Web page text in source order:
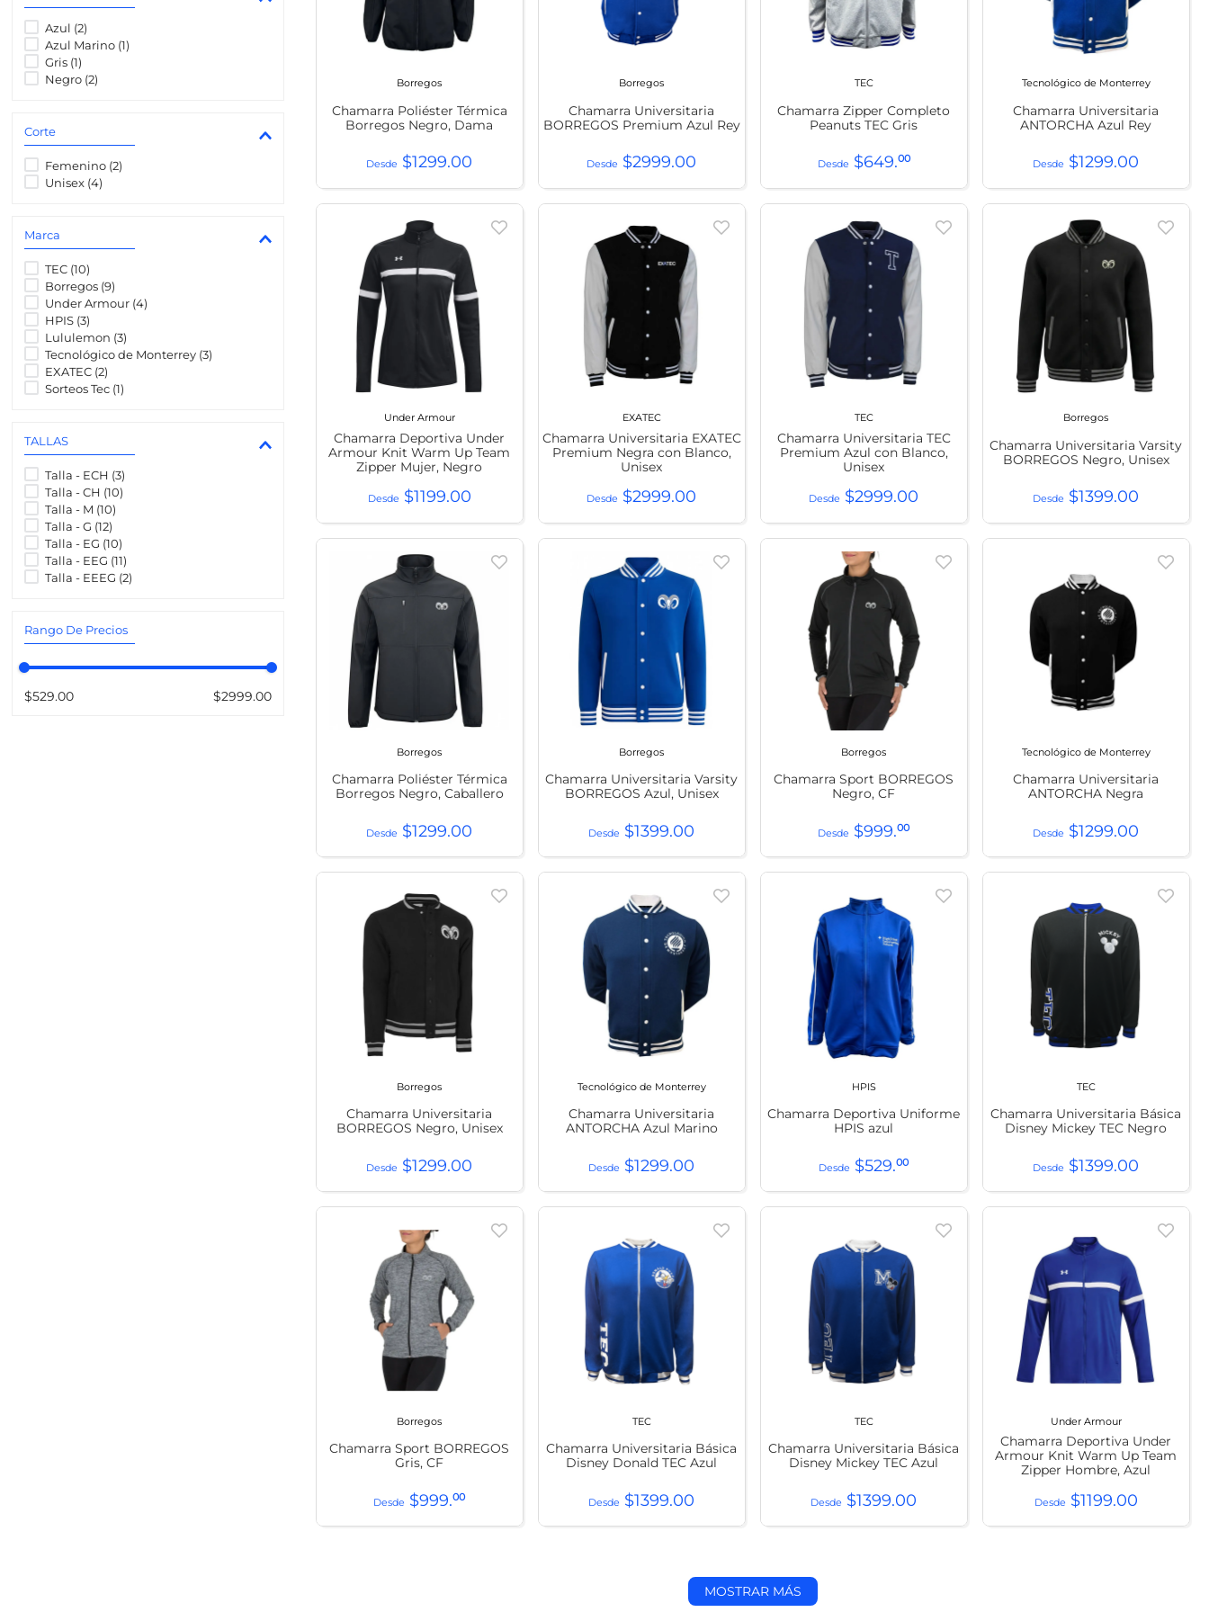
Azul (2)
Azul Marino (1)
Gris (1)
Negro (2)
Corte
Femenino (2)
Unisex (4)
Marca
TEC (10)
Borregos (9)
Under Armour (4)
HPIS (3)
Lululemon (3)
Tecnológico de Monterrey (3)
EXATEC (2)
Sorteos Tec (1)
TALLAS
Talla - ECH (3)
Talla - CH (10)
Talla - M (10)
Talla - G (12)
Talla - EG (10)
Talla - EEG (11)
Talla - EEEG (2)
Rango De Precios
$529.00 $2999.00
Borregos
Chamarra Poliéster Térmica
Borregos Negro, Dama
$1299.00
Borregos
Chamarra Universitaria
BORREGOS Premium Azul Rey
$2999.00
TEC
Chamarra Zipper Completo
Peanuts TEC Gris
$649.00
Tecnológico de Monterrey
Chamarra Universitaria
ANTORCHA Azul Rey
$1299.00
Under Armour
Chamarra Deportiva Under
Armour Knit Warm Up Team
Zipper Mujer, Negro
$1199.00
EXATEC
Chamarra Universitaria EXATEC
Premium Negra con Blanco,
Unisex
$2999.00
TEC
Chamarra Universitaria TEC
Premium Azul con Blanco,
Unisex
$2999.00
Borregos
Chamarra Universitaria Varsity
BORREGOS Negro, Unisex
$1399.00
Borregos
Chamarra Poliéster Térmica
Borregos Negro, Caballero
$1299.00
Borregos
Chamarra Universitaria Varsity
BORREGOS Azul, Unisex
$1399.00
Borregos
Chamarra Sport BORREGOS
Negro, CF
$999.00
Tecnológico de Monterrey
Chamarra Universitaria
ANTORCHA Negra
$1299.00
Borregos
Chamarra Universitaria
BORREGOS Negro, Unisex
$1299.00
Tecnológico de Monterrey
Chamarra Universitaria
ANTORCHA Azul Marino
$1299.00
HPIS
Chamarra Deportiva Uniforme
HPIS azul
$529.00
TEC
Chamarra Universitaria Básica
Disney Mickey TEC Negro
$1399.00
Borregos
Chamarra Sport BORREGOS
Gris, CF
$999.00
TEC
Chamarra Universitaria Básica
Disney Donald TEC Azul
$1399.00
TEC
Chamarra Universitaria Básica
Disney Mickey TEC Azul
$1399.00
Under Armour
Chamarra Deportiva Under
Armour Knit Warm Up Team
Zipper Hombre, Azul
$1199.00
MOSTRAR MÁS